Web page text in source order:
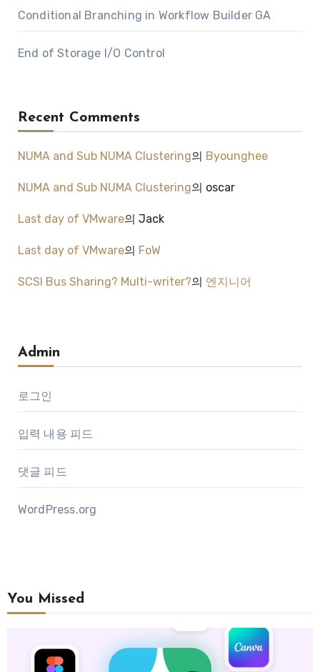
Conditional Branching in Workflow Builder GA
End of Storage I/O Control
Recent Comments
NUMA and Sub NUMA Clustering의 Byounghee
NUMA and Sub NUMA Clustering의 oscar
Last day of VMware의 Jack
Last day of VMware의 FoW
SCSI Bus Sharing? Multi-writer?의 엔지니어
Admin
로그인
입력 내용 피드
댓글 피드
WordPress.org
You Missed